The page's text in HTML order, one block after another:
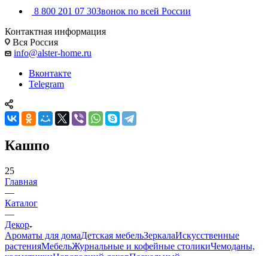
8 800 201 07 30Звонок по всей России
Контактная информация
Вся Россия
info@alster-home.ru
Вконтакте
Telegram
Кашпо
25
Главная
—
Каталог
—
Декор
Ароматы для домаДетская мебельЗеркалаИскусственные
растенияМебельЖурнальные и кофейные столикиЧемоданы,